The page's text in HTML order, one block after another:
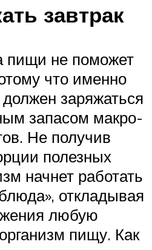
завтрак
пищи не поможет
что именно
заряжаться
запасом макро-
Не получив
полезных
начнет работать
откладывая
любую
пищу. Как